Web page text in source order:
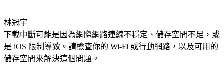
林冠宇
下載中斷可能是因為網際網路連線不穩定、儲存空間不足，或
是 iOS 限制導致。請檢查你的 Wi-Fi 或行動網路，以及可用的
儲存空間來解決這個問題。